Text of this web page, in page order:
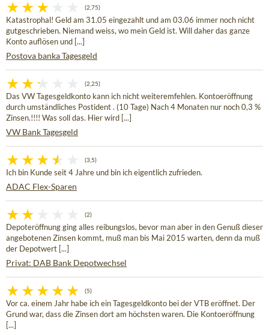
(2,75)
Katastrophal! Geld am 31.05 eingezahlt und am 03.06 immer noch nicht
gutgeschrieben. Niemand weiss, wo mein Geld ist. Will daher das ganze
Konto auflösen und [...]
Postova banka Tagesgeld
(2,25)
Das VW Tagesgeldkonto kann ich nicht weiteremfehlen. Kontoeröffnung
durch umständliches Postident . (10 Tage) Nach 4 Monaten nur noch 0,3 %
Zinsen.!!!! Was soll das. Hier wird [...]
VW Bank Tagesgeld
(3,5)
Ich bin Kunde seit 4 Jahre und bin ich eigentlich zufrieden.
ADAC Flex-Sparen
(2)
Depoteröffnung ging alles reibungslos, bevor man aber in den Genuß dieser
angebotenen Zinsen kommt, muß man bis Mai 2015 warten, denn da muß
der Depotwert [...]
Privat: DAB Bank Depotwechsel
(5)
Vor ca. einem Jahr habe ich ein Tagesgeldkonto bei der VTB eröffnet. Der
Grund war, dass die Zinsen dort am höchsten waren. Die Kontoeröffnung
[...]